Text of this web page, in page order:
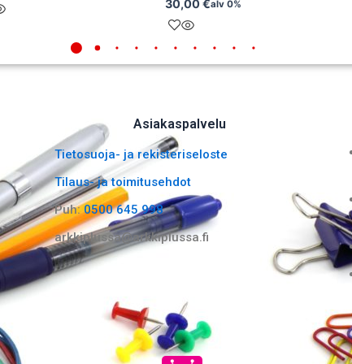
30,00€alv 0%
Asiakaspalvelu
Tietosuoja- ja rekisteriseloste
Tilaus- ja toimitusehdot
Puh:0500 645 998
arkkiplussa@arkkiplussa.fi